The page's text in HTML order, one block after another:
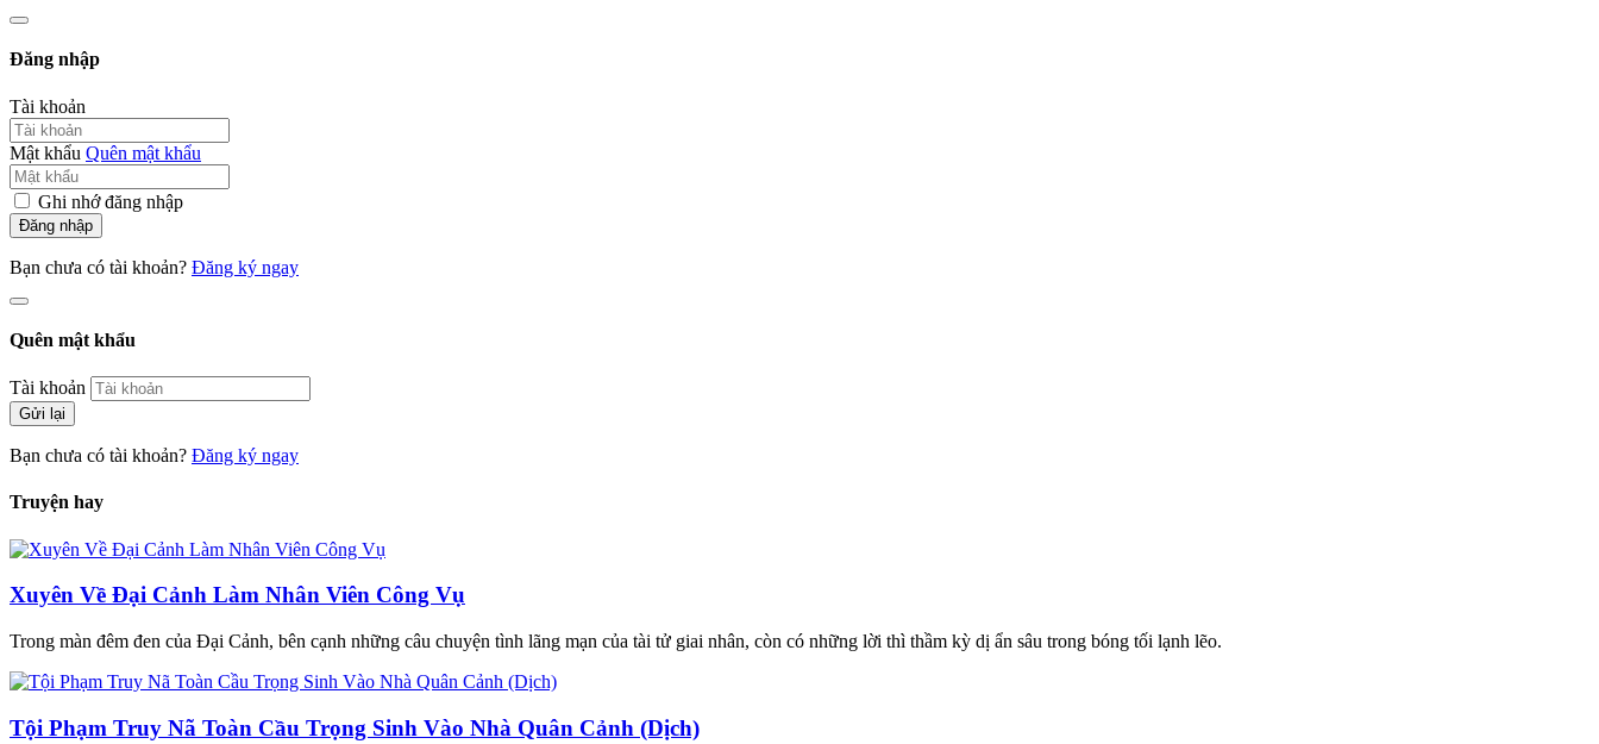
Đăng nhập
Tài khoản
Mật khẩu Quên mật khẩu
Ghi nhớ đăng nhập
Đăng nhập
Bạn chưa có tài khoản? Đăng ký ngay
Quên mật khẩu
Tài khoản
Gửi lại
Bạn chưa có tài khoản? Đăng ký ngay
Truyện hay
Xuyên Về Đại Cảnh Làm Nhân Viên Công Vụ
Trong màn đêm đen của Đại Cảnh, bên cạnh những câu chuyện tình lãng mạn của tài tử giai nhân, còn có những lời thì thầm kỳ dị ẩn sâu trong bóng tối lạnh lẽo.
Tội Phạm Truy Nã Toàn Cầu Trọng Sinh Vào Nhà Quân Cảnh (Dịch)